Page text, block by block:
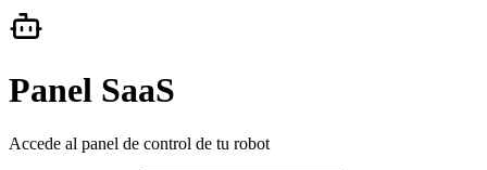
Panel SaaS
Accede al panel de control de tu robot